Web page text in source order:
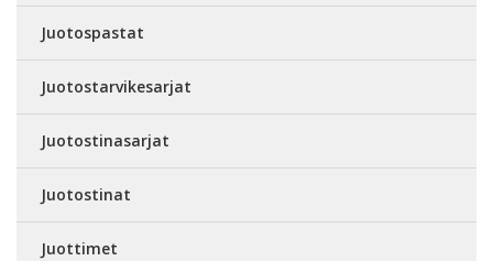
Juotospastat
Juotostarvikesarjat
Juotostinasarjat
Juotostinat
Juottimet